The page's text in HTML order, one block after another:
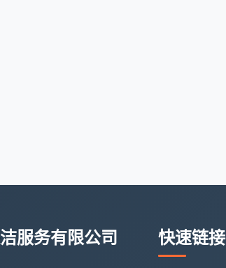
格的主要因素
服务有限公司 快速链接